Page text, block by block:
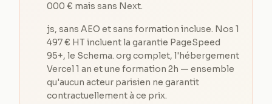
000 € mais sans Next.
js, sans AEO et sans formation incluse. Nos 1
497 € HT incluent la garantie PageSpeed
95+, le Schema. org complet, l'hébergement
Vercel 1 an et une formation 2h — ensemble
qu'aucun acteur parisien ne garantit
contractuellement à ce prix.